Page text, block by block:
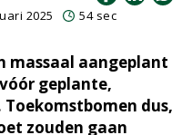
2025 54 sec
massaal aangeplant
geplante,
dus,
zouden gaan